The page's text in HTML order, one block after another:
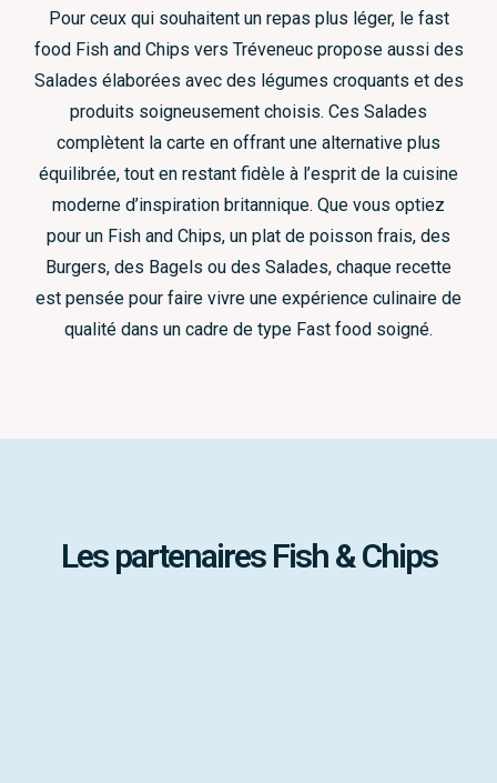
Pour ceux qui souhaitent un repas plus léger, le fast
food Fish and Chips vers Tréveneuc propose aussi des
Salades élaborées avec des légumes croquants et des
produits soigneusement choisis. Ces Salades
complètent la carte en offrant une alternative plus
équilibrée, tout en restant fidèle à l’esprit de la cuisine
moderne d’inspiration britannique. Que vous optiez
pour un Fish and Chips, un plat de poisson frais, des
Burgers, des Bagels ou des Salades, chaque recette
est pensée pour faire vivre une expérience culinaire de
qualité dans un cadre de type Fast food soigné.
Les partenaires Fish & Chips